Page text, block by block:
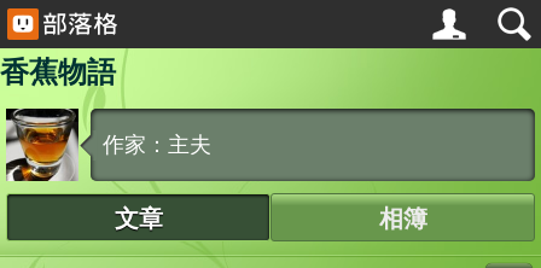
香蕉物語
作家：主夫
文章 相簿